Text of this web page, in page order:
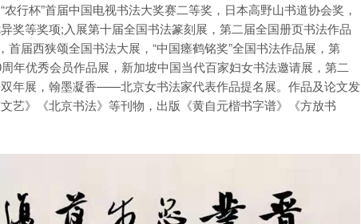
杯”首届中国电视书法大奖赛二等奖，日本高野山书道协会奖，
奖等奖项;入展第十届全国书法篆刻展，第二届全国册页书法作品
届西狭颂全国书法大展，“中国瘗鹤铭奖”全国书法作品展，第
年优秀会员作品展，新加坡中国当代百家妇女书法邀请展，第二
年展，翰墨凝香——北京女书法家代表作品提名展。作品及论文发
艺》《北京书法》等刊物，出版《黄自元楷书字谱》《方放书